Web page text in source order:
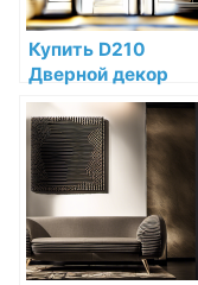
Купить D210
Дверной декор
Orac Decor
Дюрополимер
Orac Decor по
низкой цене в
интернет-
магазине